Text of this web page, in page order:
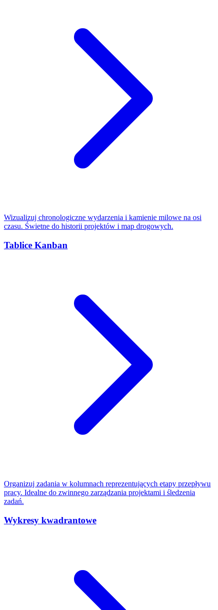
Wizualizuj chronologiczne wydarzenia i kamienie milowe na osi
czasu. Świetne do historii projektów i map drogowych.
Tablice Kanban
Organizuj zadania w kolumnach reprezentujących etapy przepływu
pracy. Idealne do zwinnego zarządzania projektami i śledzenia
zadań.
Wykresy kwadrantowe